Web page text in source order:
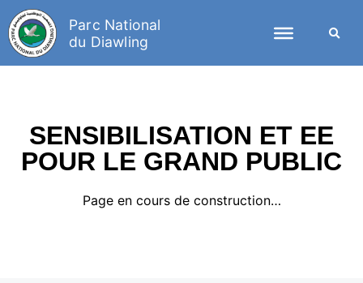
Parc National
du Diawling
SENSIBILISATION ET EE
POUR LE GRAND PUBLIC
Page en cours de construction…